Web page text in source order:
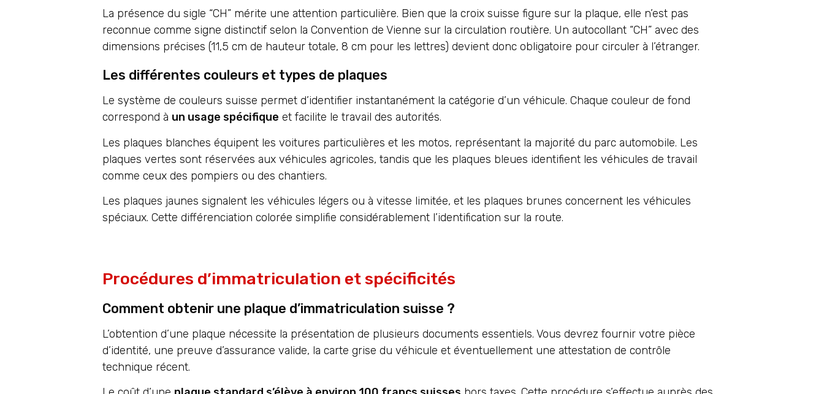
La présence du sigle “CH” mérite une attention particulière. Bien que la croix suisse figure sur la plaque, elle n’est pas
reconnue comme signe distinctif selon la Convention de Vienne sur la circulation routière. Un autocollant “CH” avec des
dimensions précises (11,5 cm de hauteur totale, 8 cm pour les lettres) devient donc obligatoire pour circuler à l’étranger.
Les différentes couleurs et types de plaques
Le système de couleurs suisse permet d’identifier instantanément la catégorie d’un véhicule. Chaque couleur de fond
correspond à un usage spécifique et facilite le travail des autorités.
Les plaques blanches équipent les voitures particulières et les motos, représentant la majorité du parc automobile. Les
plaques vertes sont réservées aux véhicules agricoles, tandis que les plaques bleues identifient les véhicules de travail
comme ceux des pompiers ou des chantiers.
Les plaques jaunes signalent les véhicules légers ou à vitesse limitée, et les plaques brunes concernent les véhicules
spéciaux. Cette différenciation colorée simplifie considérablement l’identification sur la route.
Procédures d’immatriculation et spécificités
Comment obtenir une plaque d’immatriculation suisse ?
L’obtention d’une plaque nécessite la présentation de plusieurs documents essentiels. Vous devrez fournir votre pièce
d’identité, une preuve d’assurance valide, la carte grise du véhicule et éventuellement une attestation de contrôle
technique récent.